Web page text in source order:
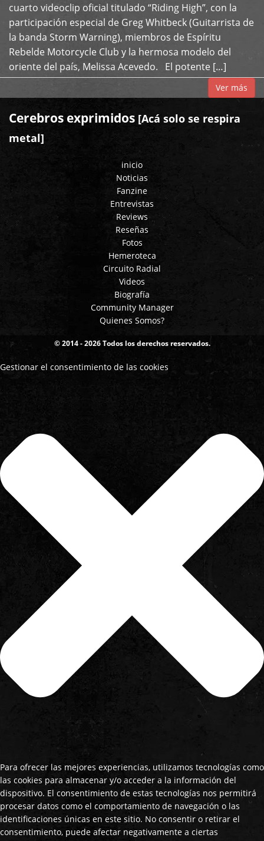
cuarto videoclip oficial titulado “Riding High”, con la
participación especial de Greg Whitbeck (Guitarrista de
la banda Storm Warning), miembros de Espíritu
Rebelde Motorcycle Club y la hermosa modelo del
oriente del país, Melissa Acevedo. El potente […]
Ver más
Cerebros exprimidos [Acá solo se respira
metal]
inicio
Noticias
Fanzine
Entrevistas
Reviews
Reseñas
Fotos
Hemeroteca
Circuito Radial
Videos
Biografía
Community Manager
Quienes Somos?
© 2014 - 2026 Todos los derechos reservados.
Gestionar el consentimiento de las cookies
Para ofrecer las mejores experiencias, utilizamos tecnologías como
las cookies para almacenar y/o acceder a la información del
dispositivo. El consentimiento de estas tecnologías nos permitirá
procesar datos como el comportamiento de navegación o las
identificaciones únicas en este sitio. No consentir o retirar el
consentimiento, puede afectar negativamente a ciertas